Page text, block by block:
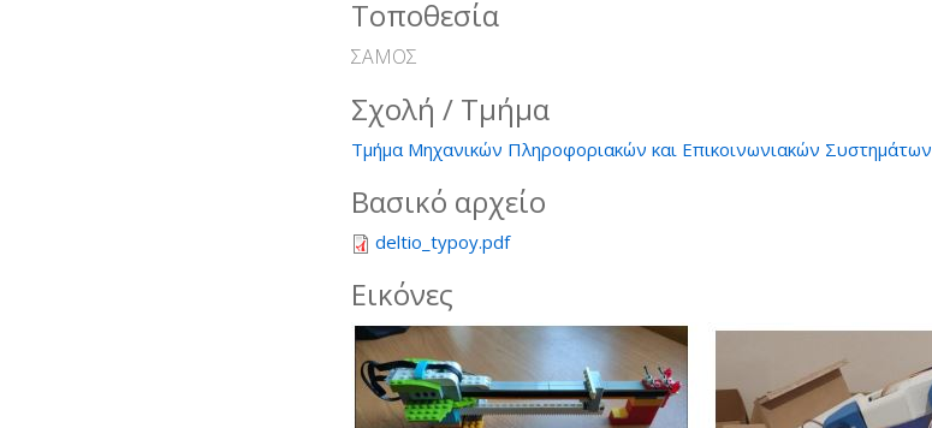
Τοποθεσία
ΣΑΜΟΣ
Σχολή / Τμήμα
Τμήμα Μηχανικών Πληροφοριακών και Επικοινωνιακών Συστημάτων
Βασικό αρχείο
deltio_typoy.pdf
Εικόνες